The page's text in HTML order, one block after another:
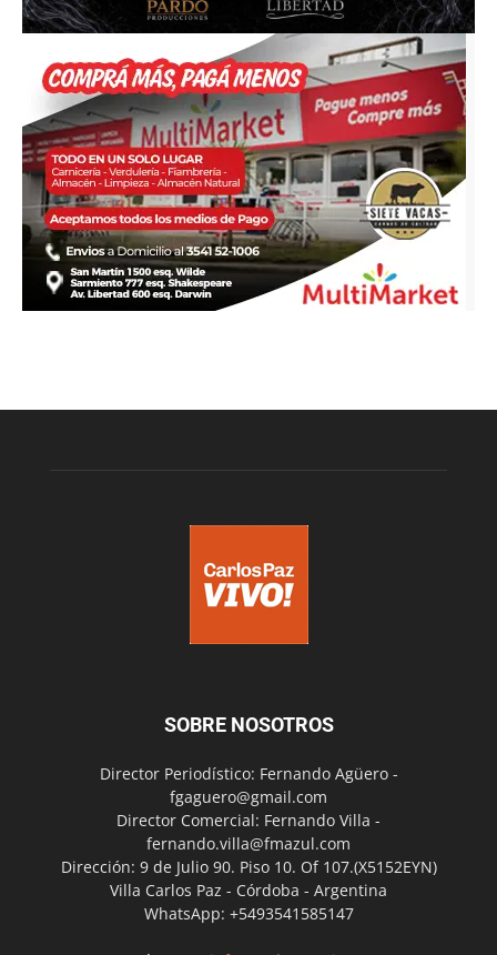
SOBRE NOSOTROS
Director Periodístico: Fernando Agüero -
fgaguero@gmail.com
Director Comercial: Fernando Villa -
fernando.villa@fmazul.com
Dirección: 9 de Julio 90. Piso 10. Of 107.(X5152EYN)
Villa Carlos Paz - Córdoba - Argentina
WhatsApp: +5493541585147